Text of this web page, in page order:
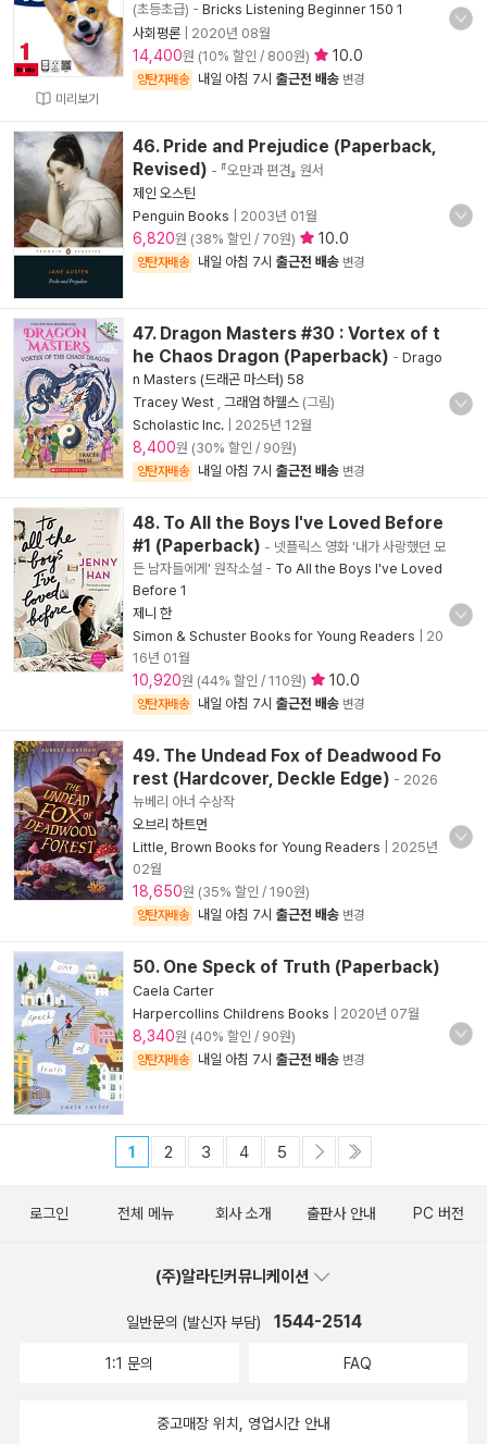
미리보기
(초등초급) - Bricks Listening Beginner 150 1
사회평론
2020년 08월
14,400원 (10% 할인 / 800원) 10.0
양탄자배송 내일 아침 7시 출근전 배송 변경
46. Pride and Prejudice (Paperback,
Revised) - 『오만과 편견』 원서
제인 오스틴
Penguin Books
2003년 01월
6,820원 (38% 할인 / 70원) 10.0
양탄자배송 내일 아침 7시 출근전 배송 변경
47. Dragon Masters #30 : Vortex of t
he Chaos Dragon (Paperback) - Drago
n Masters (드래곤 마스터) 58
Tracey West 그래엄 하웰스 (그림)
Scholastic Inc.
2025년 12월
8,400원 (30% 할인 / 90원)
양탄자배송 내일 아침 7시 출근전 배송 변경
48. To All the Boys I've Loved Before
#1 (Paperback) - 넷플릭스 영화 '내가 사랑했던 모
든 남자들에게' 원작소설 - To All the Boys I've Loved
Before 1
제니 한
Simon & Schuster Books for Young Readers
20
16년 01월
10,920원 (44% 할인 / 110원) 10.0
양탄자배송 내일 아침 7시 출근전 배송 변경
49. The Undead Fox of Deadwood Fo
rest (Hardcover, Deckle Edge) - 2026
뉴베리 아너 수상작
오브리 하트먼
Little, Brown Books for Young Readers
2025년
02월
18,650원 (35% 할인 / 190원)
양탄자배송 내일 아침 7시 출근전 배송 변경
50. One Speck of Truth (Paperback)
Caela Carter
Harpercollins Childrens Books
2020년 07월
8,340원 (40% 할인 / 90원)
양탄자배송 내일 아침 7시 출근전 배송 변경
1 2 3 4 5
로그인 전체 메뉴 회사 소개 출판사 안내 PC 버전
(주)알라딘커뮤니케이션
일반문의 (발신자 부담) 1544-2514
1:1 문의 FAQ
중고매장 위치, 영업시간 안내